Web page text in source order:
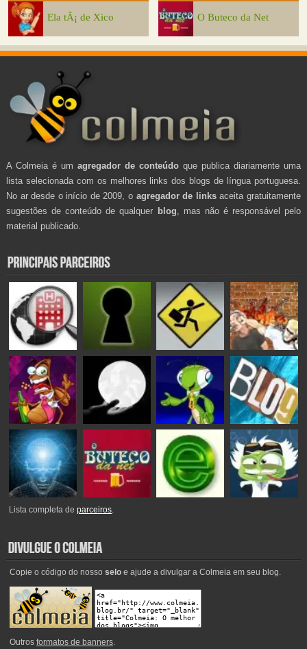
Ela tÃ¡ de Xico O Buteco da Net
A Colmeia é um agregador de conteúdo que publica diariamente uma
lista selecionada com os melhores links dos blogs de língua portuguesa.
No ar desde o início de 2009, o agregador de linksaceita gratuitamente
sugestões de conteúdo de qualquer blog , mas não é responsável pelo
material publicado.
Lista completa deparceiros.
Copie o código do nosso seloe ajude a divulgar a Colmeia em seu blog.
Outros formatos de banners.